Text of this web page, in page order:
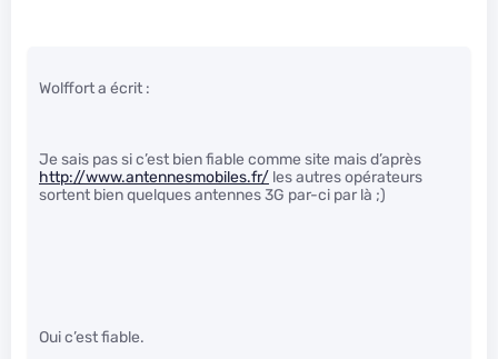
Wolffort a écrit :
Je sais pas si c’est bien fiable comme site mais d’après
http://www.antennesmobiles.fr/ les autres opérateurs
sortent bien quelques antennes 3G par-ci par là ;)
Oui c’est fiable.